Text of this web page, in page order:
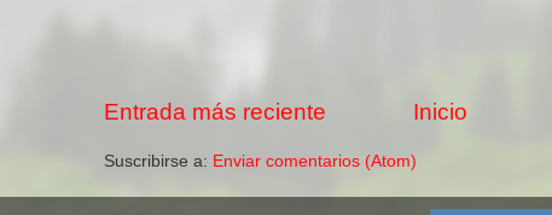
Entrada más reciente Inicio
Suscribirse a: Enviar comentarios (Atom)